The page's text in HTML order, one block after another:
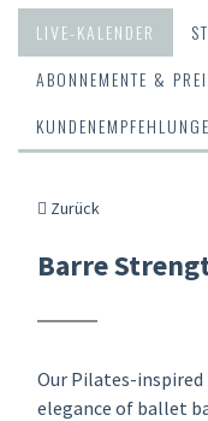
LIVE-KALENDER
ABONNEMENTE &
Zurück
Barre
Our Pilates-
elegance of ballet